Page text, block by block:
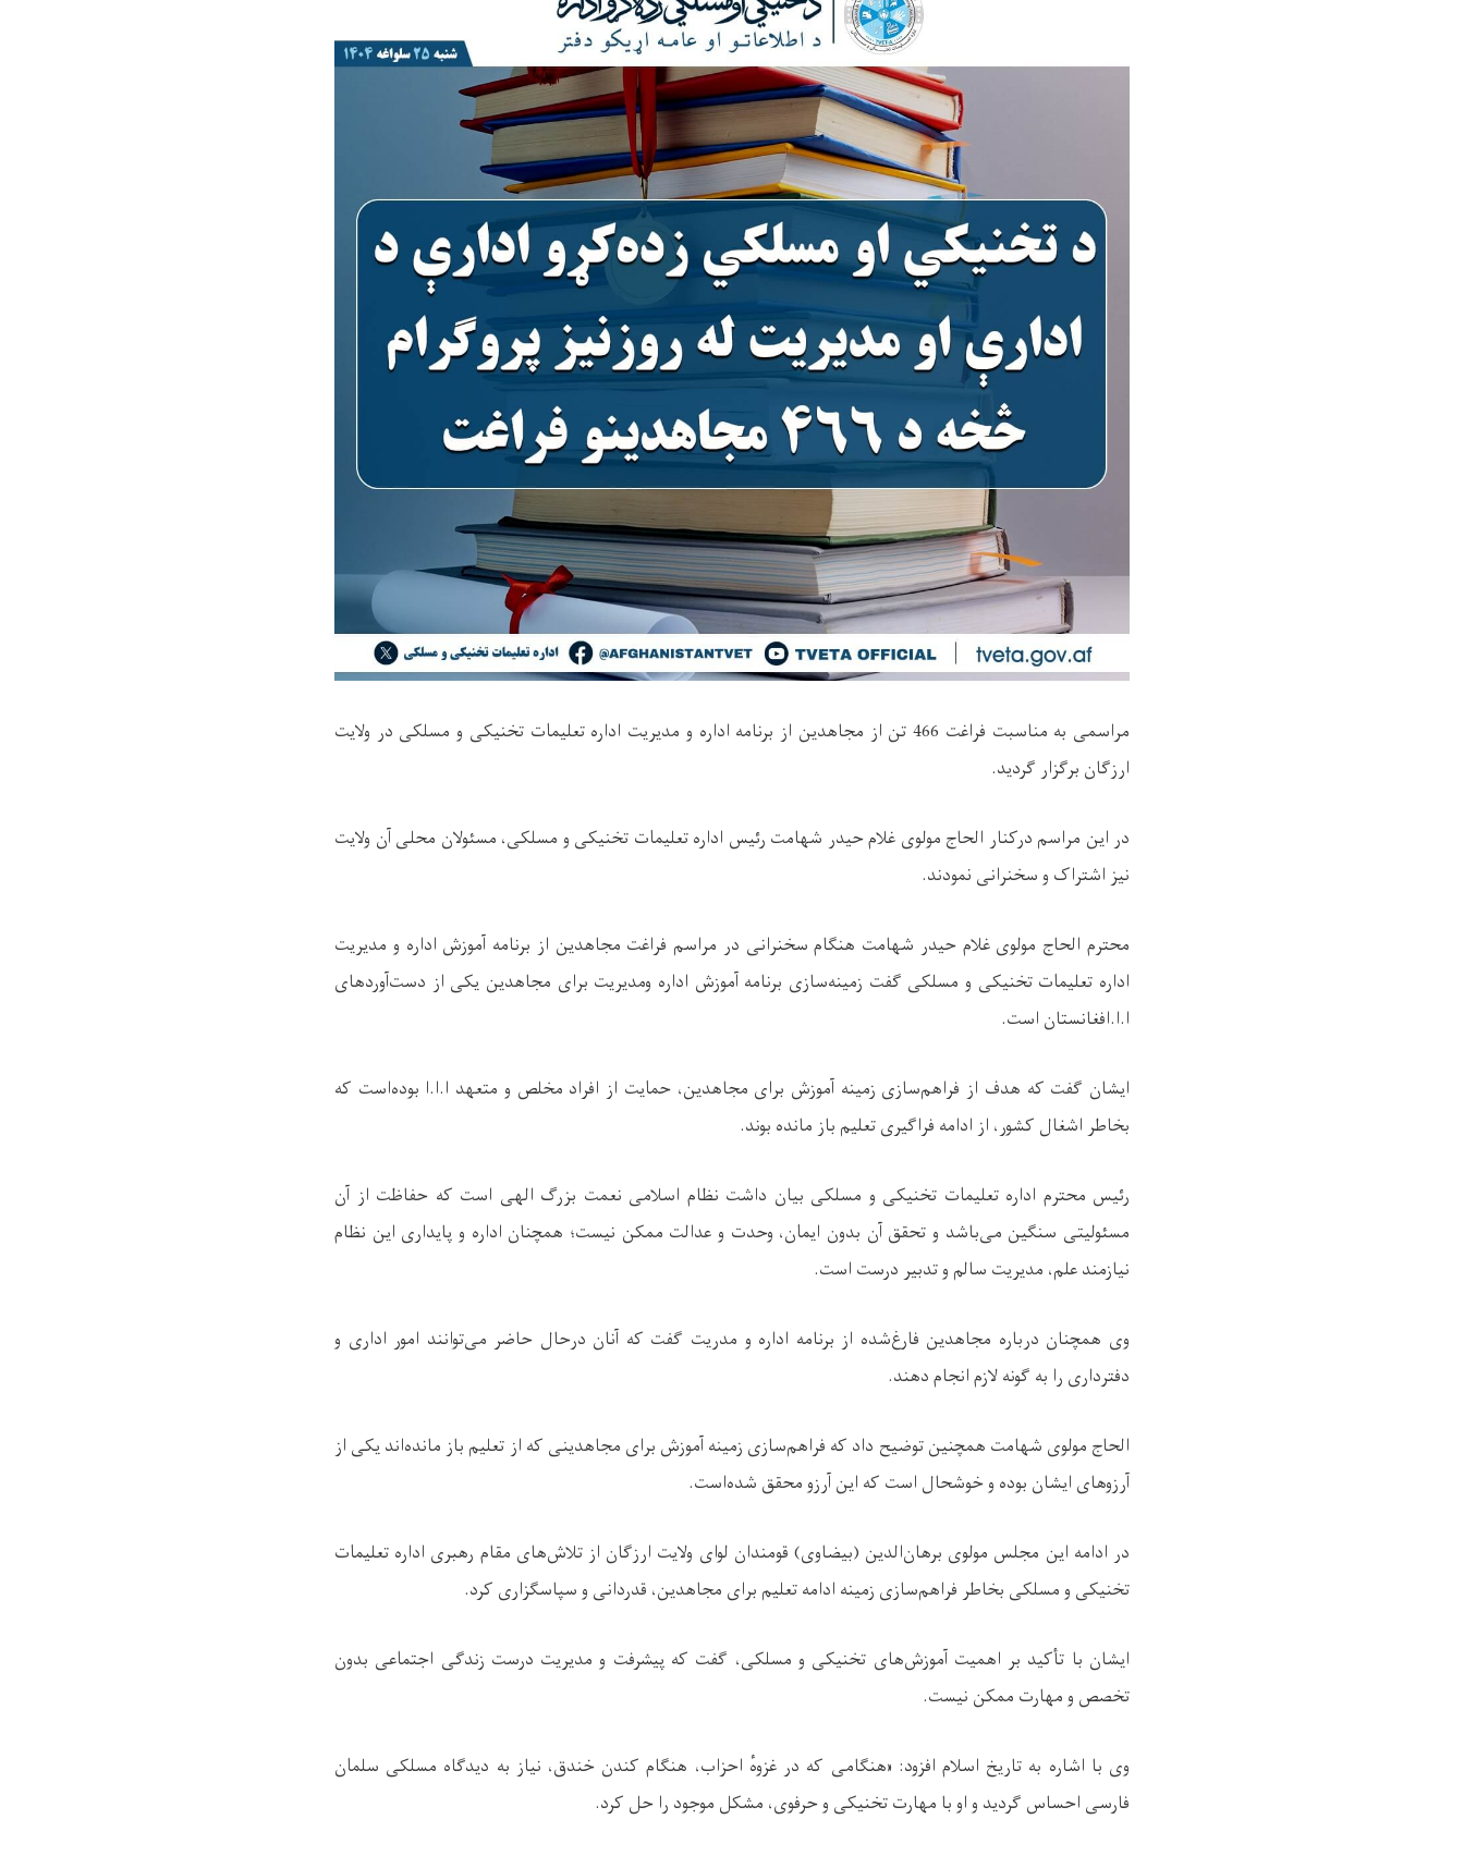
مراسمی به مناسبت فراغت 466 تن از مجاهدین از برنامه اداره و مدیریت اداره تعلیمات تخنیکی و مسلکی در ولایت
ارزگان برگزار گردید.
در این مراسم درکنار الحاج مولوی غلام حیدر شهامت رئیس اداره تعلیمات تخنیکی و مسلکی، مسئولان محلی آن ولایت
نیز اشتراک و سخنرانی نمودند.
محترم الحاج مولوی غلام حیدر شهامت هنگام سخنرانی در مراسم فراغت مجاهدین از برنامه آموزش اداره و مدیریت
اداره تعلیمات تخنیکی و مسلکی گفت زمینه‌سازی برنامه آموزش اداره ومدیریت برای مجاهدین یکی از دست‌آوردهای
ا.ا.افغانستان است.
ایشان گفت که هدف از فراهم‌سازی زمینه آموزش برای مجاهدین، حمایت از افراد مخلص و متعهد ا.ا.ا بوده‌است که
بخاطر اشغال کشور، از ادامه فراگیری تعلیم باز مانده بوند.
رئیس محترم اداره تعلیمات تخنیکی و مسلکی بیان داشت نظام اسلامی نعمت بزرگ الهی است که حفاظت از آن
مسئولیتی سنگین می‌باشد و تحقق آن بدون ایمان، وحدت و عدالت ممکن نیست؛ همچنان اداره و پایداری این نظام
نیازمند علم، مدیریت سالم و تدبیر درست است.
وی همچنان درباره مجاهدین فارغ‌شده از برنامه اداره و مدریت گفت که آنان درحال حاضر می‌توانند امور اداری و
دفترداری را به گونه لازم انجام دهند.
الحاج مولوی شهامت همچنین توضیح داد که فراهم‌سازی زمینه آموزش برای مجاهدینی که از تعلیم باز مانده‌اند یکی از
آرزوهای ایشان بوده و خوشحال است که این آرزو محقق شده‌است.
در ادامه این مجلس مولوی برهان‌الدین (بیضاوی) قومندان لوای ولایت ارزگان از تلاش‌های مقام رهبری اداره تعلیمات
تخنیکی و مسلکی بخاطر فراهم‌سازی زمینه ادامه تعلیم برای مجاهدین، قدردانی و سپاسگزاری کرد.
ایشان با تأکید بر اهمیت آموزش‌های تخنیکی و مسلکی، گفت که پیشرفت و مدیریت درست زندگی اجتماعی بدون
تخصص و مهارت ممکن نیست.
وی با اشاره به تاریخ اسلام افزود: «هنگامی که در غزوهٔ احزاب، هنگام کندن خندق، نیاز به دیدگاه مسلکی سلمان
فارسی احساس گردید و او با مهارت تخنیکی و حرفوی، مشکل موجود را حل کرد.